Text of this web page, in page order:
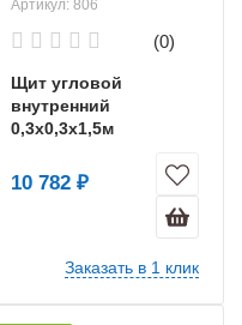
Артикул: 806
(0)
Щит угловой
внутренний
0,3х0,3х1,5м
10 782 ₽
Заказать в 1 клик